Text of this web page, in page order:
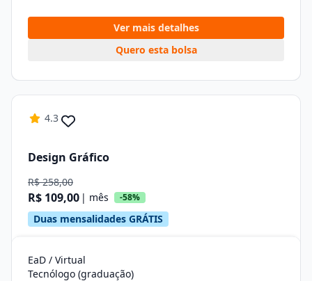
Ver mais detalhes
Quero esta bolsa
4.3
Design Gráfico
R$ 258,00
R$ 109,00 | mês -58%
Duas mensalidades GRÁTIS
EaD / Virtual
Tecnólogo (graduação)